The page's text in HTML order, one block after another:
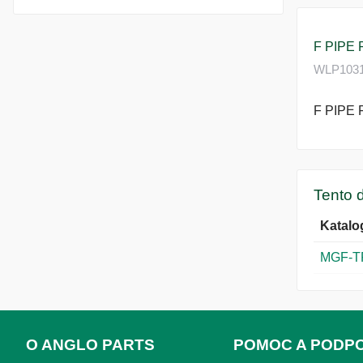
F PIPE
F PIPE
Tento
MGF-
O ANGLO PARTS POMOC A